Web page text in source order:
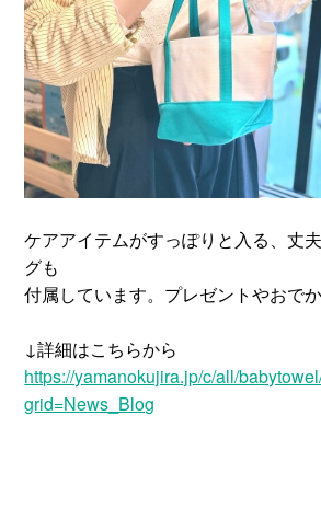
ケアアイテムがすっぽりと入る、丈
グも
付属しています。プレゼントやおで
↓詳細はこちらから
https://yamanokujira.jp/c/all/
grid=News_Blog